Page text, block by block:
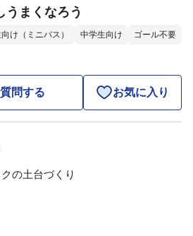
うまくなろう
け（ミニバス） 中学生向け ゴール不要
問する お気に入り
の土台づくり